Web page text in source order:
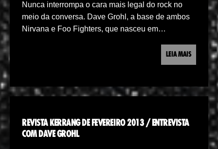
Nunca interrompa o cara mais legal do rock no
meio da conversa. Dave Grohl, a base de ambos
Nirvana e Foo Fighters, que nasceu em…
LEIA MAIS
REVISTA KERRANG DE FEVEREIRO 2013 / ENTREVISTA
COM DAVE GROHL